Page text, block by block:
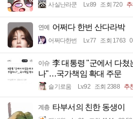
사실난라쿤 Lv.89 조회 720
연예 어쩌다 한번 산다라박
어쩌다한번 Lv.77 조회 1763
이슈 李 대통령 "군에서 다쳤
나"…국가책임 확대 주문
슬기로움 Lv.92 조회 2388 추
계층 타부서의 친한 동생이